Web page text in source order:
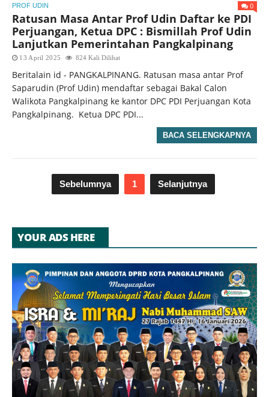
PROF UDIN 0
Ratusan Masa Antar Prof Udin Daftar ke PDI
Perjuangan, Ketua DPC : Bismillah Prof Udin
Lanjutkan Pemerintahan Pangkalpinang
13 April 2025 824 Kali Dilihat
Beritalain id - PANGKALPINANG. Ratusan masa antar Prof
Saparudin (Prof Udin) mendaftar sebagai Bakal Calon
Walikota Pangkalpinang ke kantor DPC PDI Perjuangan Kota
Pangkalpinang. Ketua DPC PDI...
BACA SELENGKAPNYA
Sebelumnya 1 Selanjutnya
YOUR ADS HERE